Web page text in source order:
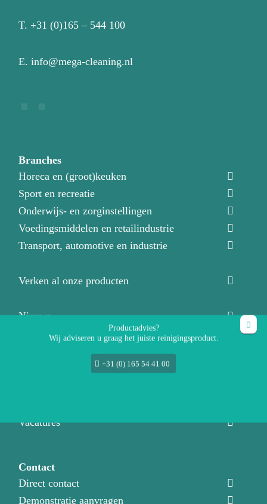
T. +31 (0)165 – 544 100
E.info@mega-cleaning.nl
Branches
Horeca en (groot)keuken
Sport en recreatie
Onderwijs- en zorginstellingen
Voedingsmiddelen en retailindustrie
Transport, automotive en industrie
Verken al onze producten
Nieuws
Vacatures
Contact
Direct contact
Demonstratie aanvragen
Productadvies?
Wij adviseren u graag het juiste reinigingsproduct.
+31 (0) 165 54 41 00